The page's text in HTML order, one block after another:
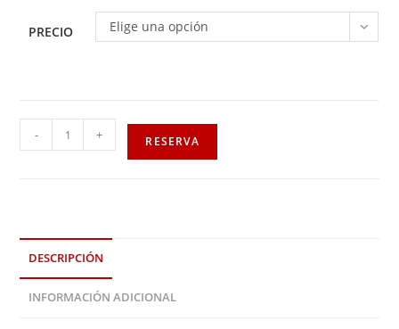
PRECIO Elige una opción
- + RESERVA
DESCRIPCIÓN
INFORMACIÓN ADICIONAL